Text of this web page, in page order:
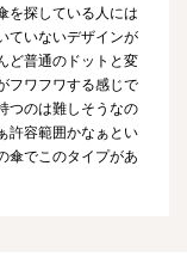
を探している人には
ていないデザインが
ど普通のドットと変
フワフワする感じで
つのは難しそうなの
許容範囲かなぁとい
傘でこのタイプがあ